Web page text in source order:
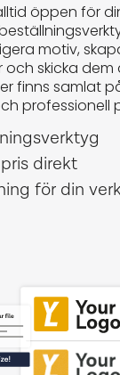
öppen för
motiv,
skicka dem
finns samlat
professionell
direkt
för din